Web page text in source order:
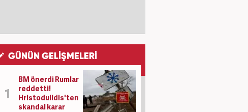
GÜNÜN GELİŞMELERİ
BM önerdi Rumlar
reddetti!
Hristodulidis'ten
skandal karar